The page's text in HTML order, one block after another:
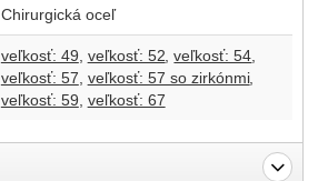
Chirurgická oceľ
veľkosť: 49 veľkosť: 52 veľkosť: 54
veľkosť: 57 veľkosť: 57 so zirkónmi
veľkosť: 59 veľkosť: 67